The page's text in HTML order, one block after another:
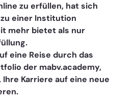
zu erfüllen, hat sich
einer Institution
mehr bietet als nur
eine Reise durch das
der mabv.academy,
Karriere auf eine neue